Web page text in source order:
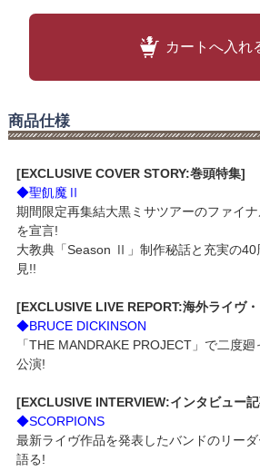
カートへ入れ
商品仕様
[EXCLUSIVE COVER STORY:巻頭特集]
◆聖飢魔Ⅱ
期間限定再集結大黒ミサツアーのファイ
を宣言!
大教典「Season Ⅱ」制作秘話と充実の40
見!!
[EXCLUSIVE LIVE REPORT:海外ライヴ
◆BRUCE DICKINSON
「THE MANDRAKE PROJECT」で二度
公演!
[EXCLUSIVE INTERVIEW:インタビュー
◆SCORPIONS
最新ライヴ作品を発表したバンドのリー
語る!